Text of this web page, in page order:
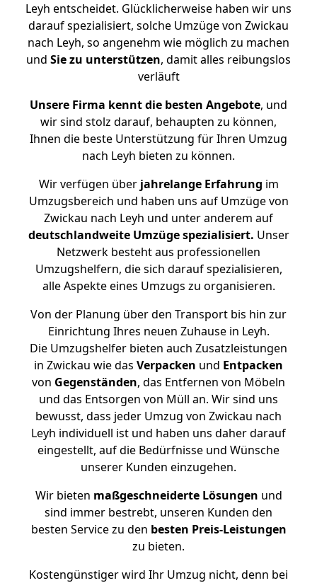
Leyh entscheidet. Glücklicherweise haben wir uns
darauf spezialisiert, solche Umzüge von Zwickau
nach Leyh, so angenehm wie möglich zu machen
und Sie zu unterstützen, damit alles reibungslos
verläuft
Unsere Firma kennt die besten Angebote, und
wir sind stolz darauf, behaupten zu können,
Ihnen die beste Unterstützung für Ihren Umzug
nach Leyh bieten zu können.
Wir verfügen überjahrelange Erfahrung im
Umzugsbereich und haben uns auf Umzüge von
Zwickau nach Leyh und unter anderem auf
deutschlandweite Umzüge spezialisiert. Unser
Netzwerk besteht aus professionellen
Umzugshelfern, die sich darauf spezialisieren,
alle Aspekte eines Umzugs zu organisieren.
Von der Planung über den Transport bis hin zur
Einrichtung Ihres neuen Zuhause in Leyh.
Die Umzugshelfer bieten auch Zusatzleistungen
in Zwickau wie das Verpacken und Entpacken
von Gegenständen, das Entfernen von Möbeln
und das Entsorgen von Müll an. Wir sind uns
bewusst, dass jeder Umzug von Zwickau nach
Leyh individuell ist und haben uns daher darauf
eingestellt, auf die Bedürfnisse und Wünsche
unserer Kunden einzugehen.
Wir bieten maßgeschneiderte Lösungen und
sind immer bestrebt, unseren Kunden den
besten Service zu den besten Preis-Leistungen
zu bieten.
Kostengünstiger wird Ihr Umzug nicht, denn bei